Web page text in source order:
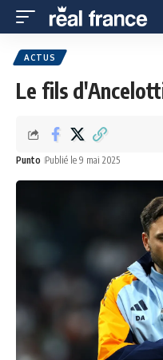
ACTUS
Le fils
Punto Publié le 9 mai 2025